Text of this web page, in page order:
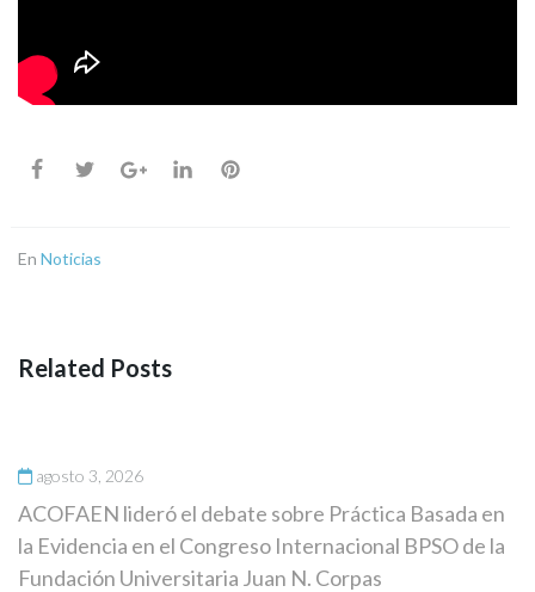
En Noticias
Related Posts
agosto 3, 2026
ACOFAEN lideró el debate sobre Práctica Basada en
la Evidencia en el Congreso Internacional BPSO de la
Fundación Universitaria Juan N. Corpas